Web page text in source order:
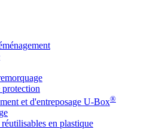
protection
et d'entreposage U-Box®
en plastique